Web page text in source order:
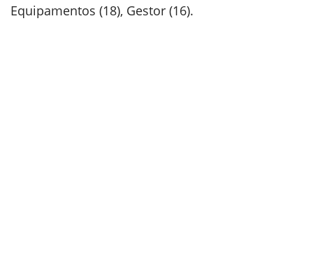
Equipamentos (18), Gestor (16).